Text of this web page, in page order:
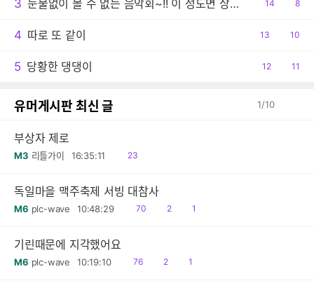
3 눈물없이 볼 수 없는 음악회~!! 이 정도면 상줘야..ㅠ
공
14
댓
8
4 따로 또 같이
공
13
댓
10
5 당황한 댕댕이
공
12
댓
11
유머게시판 최신 글 1/10
부상자 제로
M3 리틀가이 16:35:11
읽
23
독일마을 맥주축제 서빙 대참사
M6 plc-wave 10:48:29
읽
70
공
2
댓1
기린때문에 지각했어요
M6 plc-wave 10:19:10
읽
76
공
2
댓1